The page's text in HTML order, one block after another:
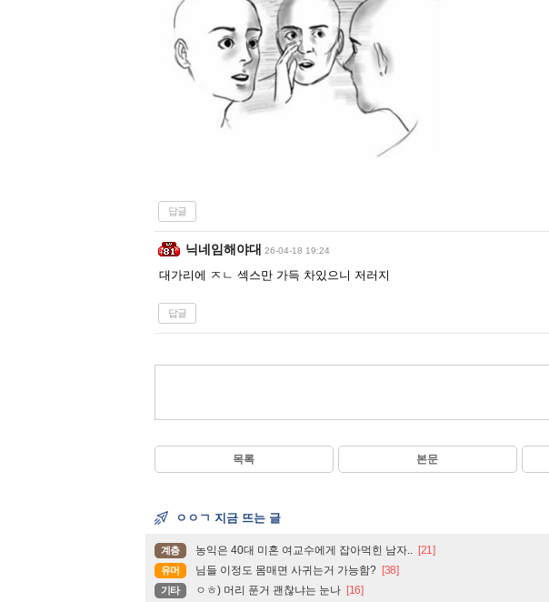
답글
닉네임해야대 26-04-18 19:24
대가리에 ㅈㄴ 섹스만 가득 차있으니 저러지
답글
목록 본문
ㅇㅇㄱ 지금 뜨는 글
계층 농익은 40대 미혼 여교수에게 잡아먹힌 남자.. [21]
유머 님들 이정도 몸매면 사귀는거 가능함? [38]
기타 ㅇㅎ) 머리 푼거 괜찮냐는 눈나 [16]